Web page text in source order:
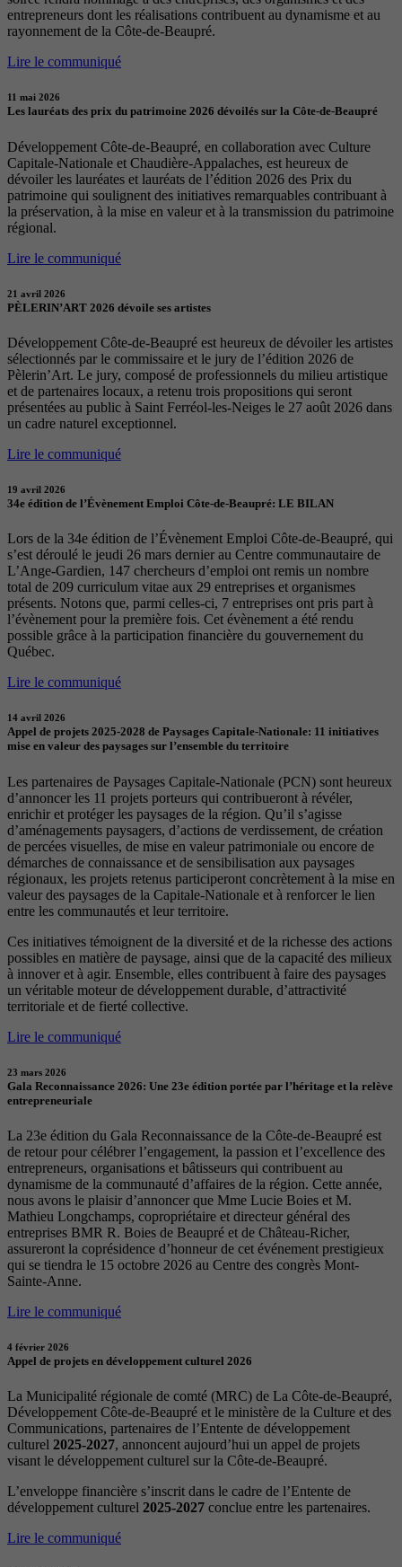
entrepreneurs dont les réalisations contribuent au dynamisme et au
rayonnement de la Côte-de-Beaupré.
Lire le communiqué
11 mai 2026
Les lauréats des prix du patrimoine 2026 dévoilés sur la Côte-de-Beaupré
Développement Côte-de-Beaupré, en collaboration avec Culture
Capitale-Nationale et Chaudière-Appalaches, est heureux de
dévoiler les lauréates et lauréats de l’édition 2026 des Prix du
patrimoine qui soulignent des initiatives remarquables contribuant à
la préservation, à la mise en valeur et à la transmission du patrimoine
régional.
Lire le communiqué
21 avril 2026
PÈLERIN’ART 2026 dévoile ses artistes
Développement Côte-de-Beaupré est heureux de dévoiler les artistes
sélectionnés par le commissaire et le jury de l’édition 2026 de
Pèlerin’Art. Le jury, composé de professionnels du milieu artistique
et de partenaires locaux, a retenu trois propositions qui seront
présentées au public à Saint Ferréol-les-Neiges le 27 août 2026 dans
un cadre naturel exceptionnel.
Lire le communiqué
19 avril 2026
34e édition de l’Évènement Emploi Côte-de-Beaupré: LE BILAN
Lors de la 34e édition de l’Évènement Emploi Côte-de-Beaupré, qui
s’est déroulé le jeudi 26 mars dernier au Centre communautaire de
L’Ange-Gardien, 147 chercheurs d’emploi ont remis un nombre
total de 209 curriculum vitae aux 29 entreprises et organismes
présents. Notons que, parmi celles-ci, 7 entreprises ont pris part à
l’évènement pour la première fois. Cet évènement a été rendu
possible grâce à la participation financière du gouvernement du
Québec.
Lire le communiqué
14 avril 2026
Appel de projets 2025-2028 de Paysages Capitale-Nationale: 11 initiatives
mise en valeur des paysages sur l’ensemble du territoire
Les partenaires de Paysages Capitale-Nationale (PCN) sont heureux
d’annoncer les 11 projets porteurs qui contribueront à révéler,
enrichir et protéger les paysages de la région. Qu’il s’agisse
d’aménagements paysagers, d’actions de verdissement, de création
de percées visuelles, de mise en valeur patrimoniale ou encore de
démarches de connaissance et de sensibilisation aux paysages
régionaux, les projets retenus participeront concrètement à la mise en
valeur des paysages de la Capitale-Nationale et à renforcer le lien
entre les communautés et leur territoire.
Ces initiatives témoignent de la diversité et de la richesse des actions
possibles en matière de paysage, ainsi que de la capacité des milieux
à innover et à agir. Ensemble, elles contribuent à faire des paysages
un véritable moteur de développement durable, d’attractivité
territoriale et de fierté collective.
Lire le communiqué
23 mars 2026
Gala Reconnaissance 2026: Une 23e édition portée par l’héritage et la relève
entrepreneuriale
La 23e édition du Gala Reconnaissance de la Côte-de-Beaupré est
de retour pour célébrer l’engagement, la passion et l’excellence des
entrepreneurs, organisations et bâtisseurs qui contribuent au
dynamisme de la communauté d’affaires de la région. Cette année,
nous avons le plaisir d’annoncer que Mme Lucie Boies et M.
Mathieu Longchamps, copropriétaire et directeur général des
entreprises BMR R. Boies de Beaupré et de Château-Richer,
assureront la coprésidence d’honneur de cet événement prestigieux
qui se tiendra le 15 octobre 2026 au Centre des congrès Mont-
Sainte-Anne.
Lire le communiqué
4 février 2026
Appel de projets en développement culturel 2026
La Municipalité régionale de comté (MRC) de La Côte-de-Beaupré,
Développement Côte-de-Beaupré et le ministère de la Culture et des
Communications, partenaires de l’Entente de développement
culturel 2025-2027, annoncent aujourd’hui un appel de projets
visant le développement culturel sur la Côte-de-Beaupré.
L’enveloppe financière s’inscrit dans le cadre de l’Entente de
développement culturel 2025-2027 conclue entre les partenaires.
Lire le communiqué